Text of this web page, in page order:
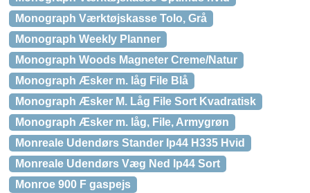
Monograph Værktøjskasse Tolo, Grå
Monograph Weekly Planner
Monograph Woods Magneter Creme/Natur
Monograph Æsker m. låg File Blå
Monograph Æsker M. Låg File Sort Kvadratisk
Monograph Æsker m. låg, File, Armygrøn
Monreale Udendørs Stander Ip44 H335 Hvid
Monreale Udendørs Væg Ned Ip44 Sort
Monroe 900 F gaspejs